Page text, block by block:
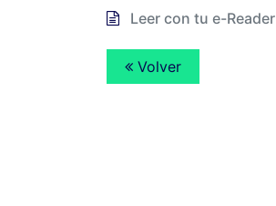
Leer con tu e-Reader
Volver